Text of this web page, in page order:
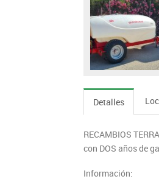
Detalles
RECAMBIOS
con DOS años de
Información: